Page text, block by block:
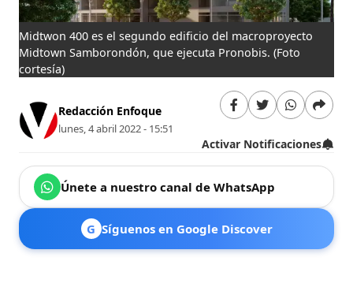
Midtwon 400 es el segundo edificio del macroproyecto
Midtown Samborondón, que ejecuta Pronobis. (Foto
cortesía)
Redacción Enfoque
lunes, 4 abril 2022 - 15:51
Activar Notificaciones
Únete a nuestro canal de WhatsApp
G Síguenos en Google Discover